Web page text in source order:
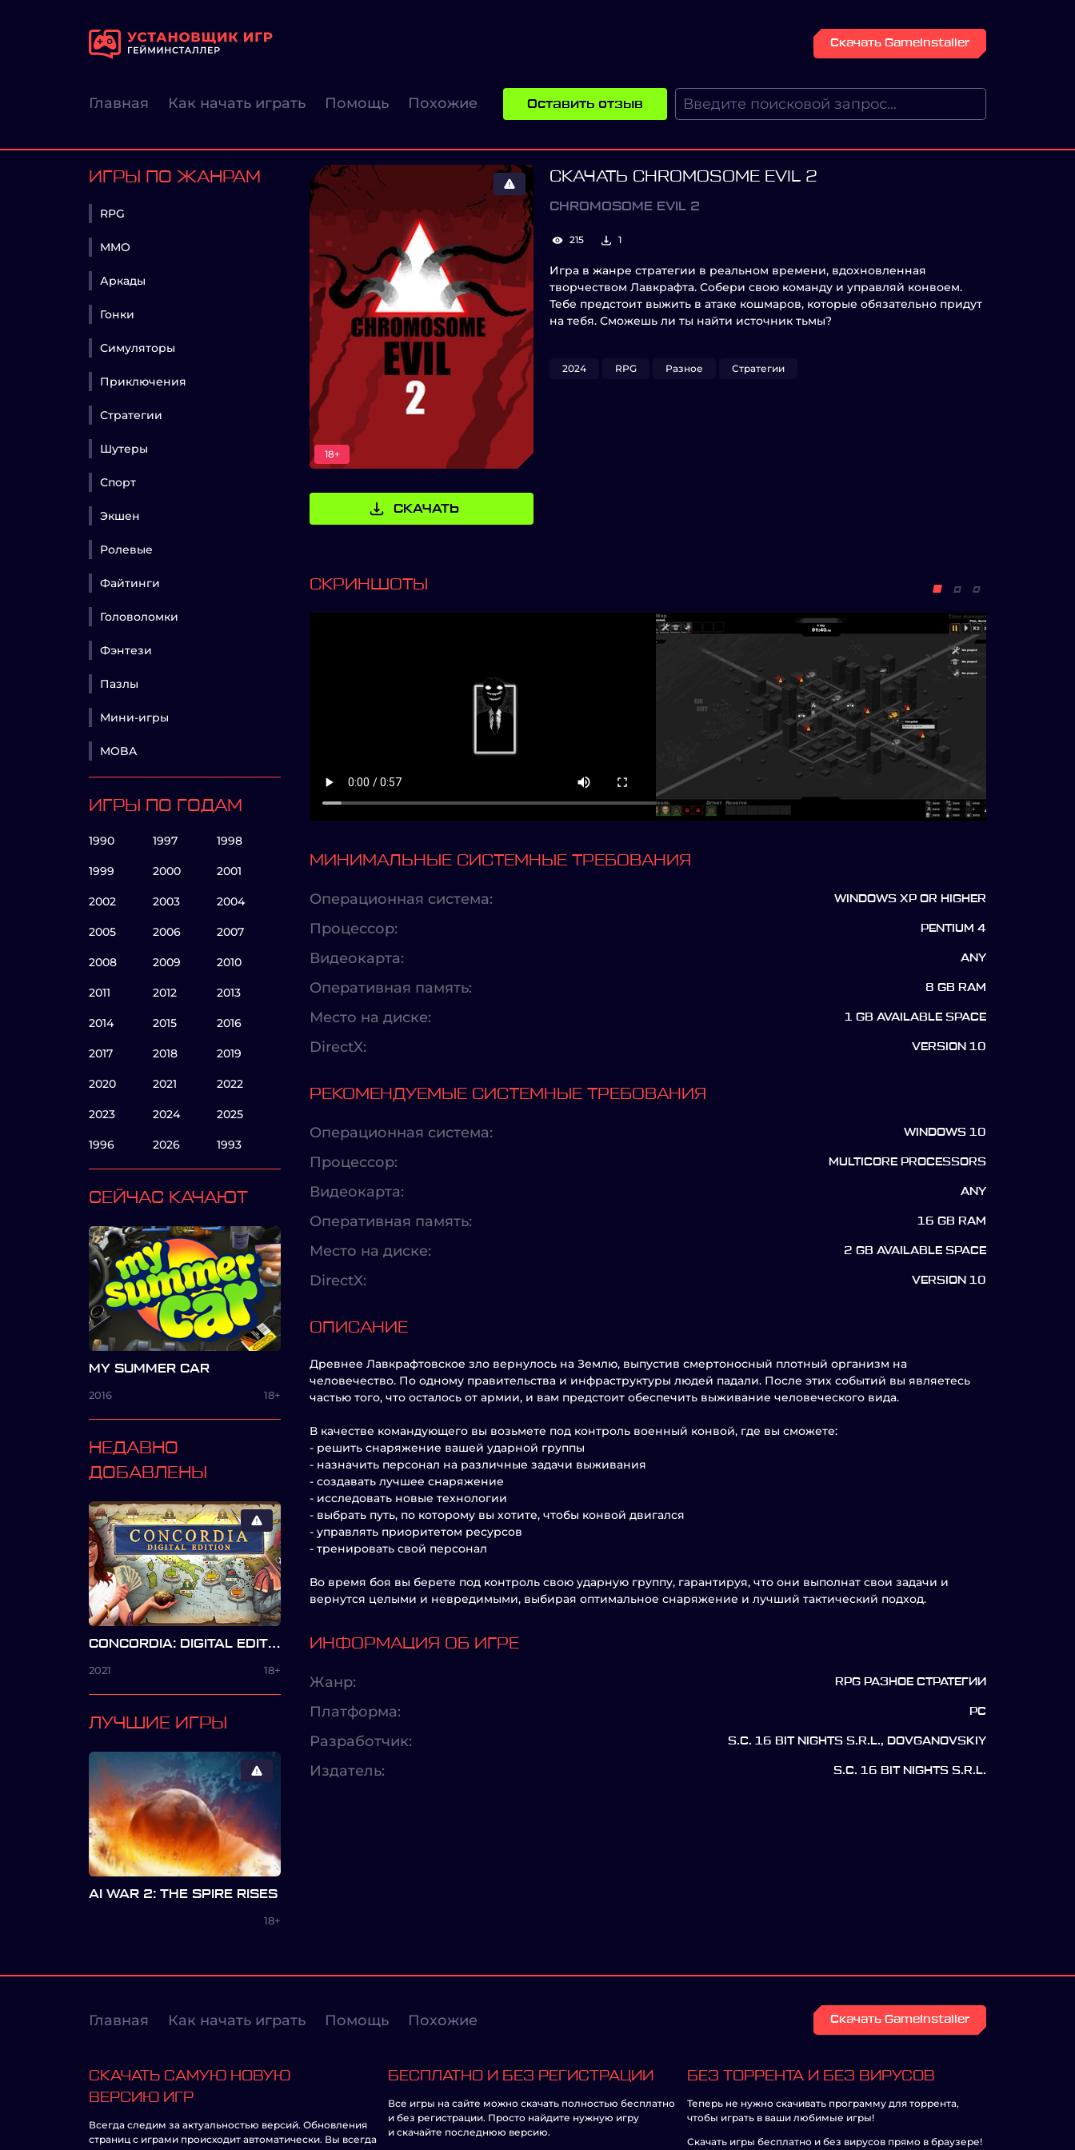
Скачать GameInstaller
Главная Как начать играть Помощь Похожие Оставить отзыв
ИГРЫ ПО ЖАНРАМ
RPG
MMO
Аркады
Гонки
Симуляторы
Приключения
Стратегии
Шутеры
Спорт
Экшен
Ролевые
Файтинги
Головоломки
Фэнтези
Пазлы
Мини-игры
MOBA
ИГРЫ ПО ГОДАМ
1990 1997 1998
1999 2000 2001
2002 2003 2004
2005 2006 2007
2008 2009 2010
2011 2012 2013
2014 2015 2016
2017 2018 2019
2020 2021 2022
2023 2024 2025
1996 2026 1993
СЕЙЧАС КАЧАЮТ
MY SUMMER CAR
2016 18+
НЕДАВНО
ДОБАВЛЕНЫ
CONCORDIA: DIGITAL EDITION
2021 18+
ЛУЧШИЕ ИГРЫ
AI WAR 2: THE SPIRE RISES
18+
18+
СКАЧАТЬ
СКАЧАТЬ CHROMOSOME EVIL 2
CHROMOSOME EVIL 2
215 1
Игра в жанре стратегии в реальном времени, вдохновленная
творчеством Лавкрафта. Собери свою команду и управляй конвоем.
Тебе предстоит выжить в атаке кошмаров, которые обязательно придут
на тебя. Сможешь ли ты найти источник тьмы?
2024 RPG Разное Стратегии
СКРИНШОТЫ
МИНИМАЛЬНЫЕ СИСТЕМНЫЕ ТРЕБОВАНИЯ
Операционная система: WINDOWS XP OR HIGHER
Процессор: PENTIUM 4
Видеокарта: ANY
Оперативная память: 8 GB RAM
Место на диске: 1 GB AVAILABLE SPACE
DirectX: VERSION 10
РЕКОМЕНДУЕМЫЕ СИСТЕМНЫЕ ТРЕБОВАНИЯ
Операционная система: WINDOWS 10
Процессор: MULTICORE PROCESSORS
Видеокарта: ANY
Оперативная память: 16 GB RAM
Место на диске: 2 GB AVAILABLE SPACE
DirectX: VERSION 10
ОПИСАНИЕ
Древнее Лавкрафтовское зло вернулось на Землю, выпустив смертоносный плотный организм на
человечество. По одному правительства и инфраструктуры людей падали. После этих событий вы являетесь
частью того, что осталось от армии, и вам предстоит обеспечить выживание человеческого вида.
В качестве командующего вы возьмете под контроль военный конвой, где вы сможете:
- решить снаряжение вашей ударной группы
- назначить персонал на различные задачи выживания
- создавать лучшее снаряжение
- исследовать новые технологии
- выбрать путь, по которому вы хотите, чтобы конвой двигался
- управлять приоритетом ресурсов
- тренировать свой персонал
Во время боя вы берете под контроль свою ударную группу, гарантируя, что они выполнат свои задачи и
вернутся целыми и невредимыми, выбирая оптимальное снаряжение и лучший тактический подход.
ИНФОРМАЦИЯ ОБ ИГРЕ
Жанр: RPG РАЗНОЕ СТРАТЕГИИ
Платформа: PC
Разработчик: S.C. 16 BIT NIGHTS S.R.L., DOVGANOVSKIY
Издатель: S.C. 16 BIT NIGHTS S.R.L.
Главная Как начать играть Помощь Похожие Скачать GameInstaller
СКАЧАТЬ САМУЮ НОВУЮ
ВЕРСИЮ ИГР
Всегда следим за актуальностью версий. Обновления
страниц с играми происходит автоматически. Вы всегда
БЕСПЛАТНО И БЕЗ РЕГИСТРАЦИИ
Все игры на сайте можно скачать полностью бесплатно
и без регистрации. Просто найдите нужную игру
и скачайте последнюю версию.
БЕЗ ТОРРЕНТА И БЕЗ ВИРУСОВ
Теперь не нужно скачивать программу для торрента,
чтобы играть в ваши любимые игры!
Скачать игры бесплатно и без вирусов прямо в браузере!